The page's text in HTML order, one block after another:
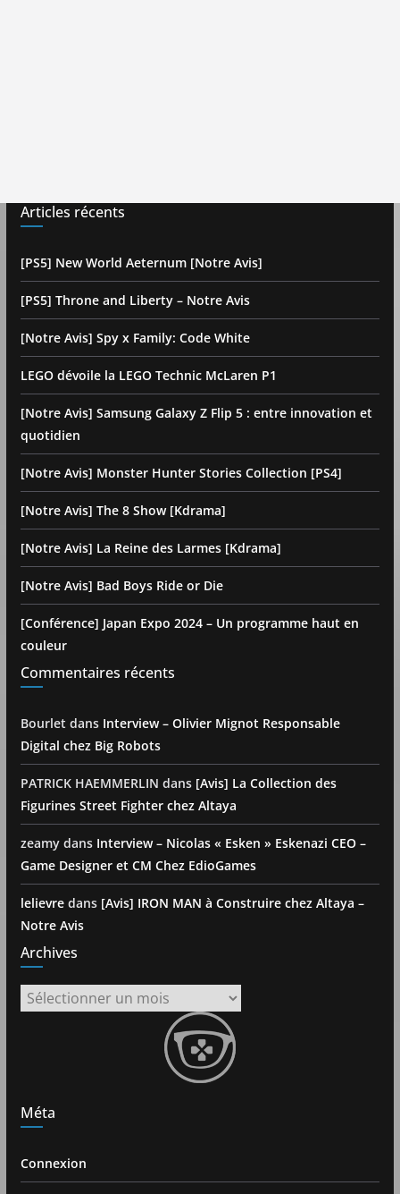
Articles récents
[PS5] New World Aeternum [Notre Avis]
[PS5] Throne and Liberty – Notre Avis
[Notre Avis] Spy x Family: Code White
LEGO dévoile la LEGO Technic McLaren P1
[Notre Avis] Samsung Galaxy Z Flip 5 : entre innovation et
quotidien
[Notre Avis] Monster Hunter Stories Collection [PS4]
[Notre Avis] The 8 Show [Kdrama]
[Notre Avis] La Reine des Larmes [Kdrama]
[Notre Avis] Bad Boys Ride or Die
[Conférence] Japan Expo 2024 – Un programme haut en
couleur
Commentaires récents
Bourlet dans Interview – Olivier Mignot Responsable
Digital chez Big Robots
PATRICK HAEMMERLIN dans [Avis] La Collection des
Figurines Street Fighter chez Altaya
zeamydans Interview – Nicolas « Esken » Eskenazi CEO –
Game Designer et CM Chez EdioGames
lelievredans [Avis] IRON MAN à Construire chez Altaya –
Notre Avis
Archives
Archives
Méta
Connexion